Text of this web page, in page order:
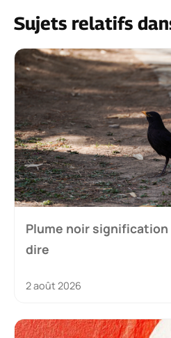
Sujets relatifs
Plume noir
dire
2 août 2026